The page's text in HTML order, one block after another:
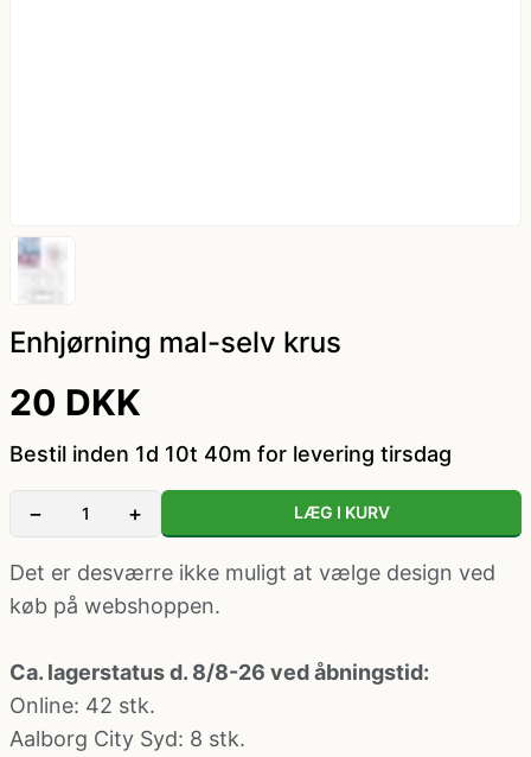
Græsk gud kostume
Hatte og masker
Hawaii skjorte og kostumer
Kostume-tilbehør (andet)
Matros, kaptajn og pilot kostume
Vinter
Enhjørning mal-selv krus
20 DKK
Bestil inden 1d 10t 40m for levering tirsdag
− + LÆG I KURV
Det er desværre ikke muligt at vælge design ved
køb på webshoppen.
Ca. lagerstatus d. 8/8-26 ved åbningstid:
Online: 42 stk.
Aalborg City Syd: 8 stk.